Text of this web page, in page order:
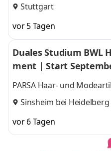
Stuttgart
vor 5 Tagen
Duales Studium BWL
ment | Start
PARSA Haar- und
Sinsheim bei Heidelberg
vor 6 Tagen